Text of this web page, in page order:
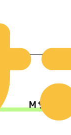
Mサポか